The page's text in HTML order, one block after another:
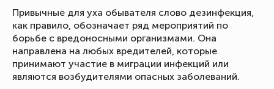
Привычные для уха обывателя слово дезинфекция,
как правило, обозначает ряд мероприятий по
борьбе с вредоносными организмами. Она
направлена на любых вредителей, которые
принимают участие в миграции инфекций или
являются возбудителями опасных заболеваний.